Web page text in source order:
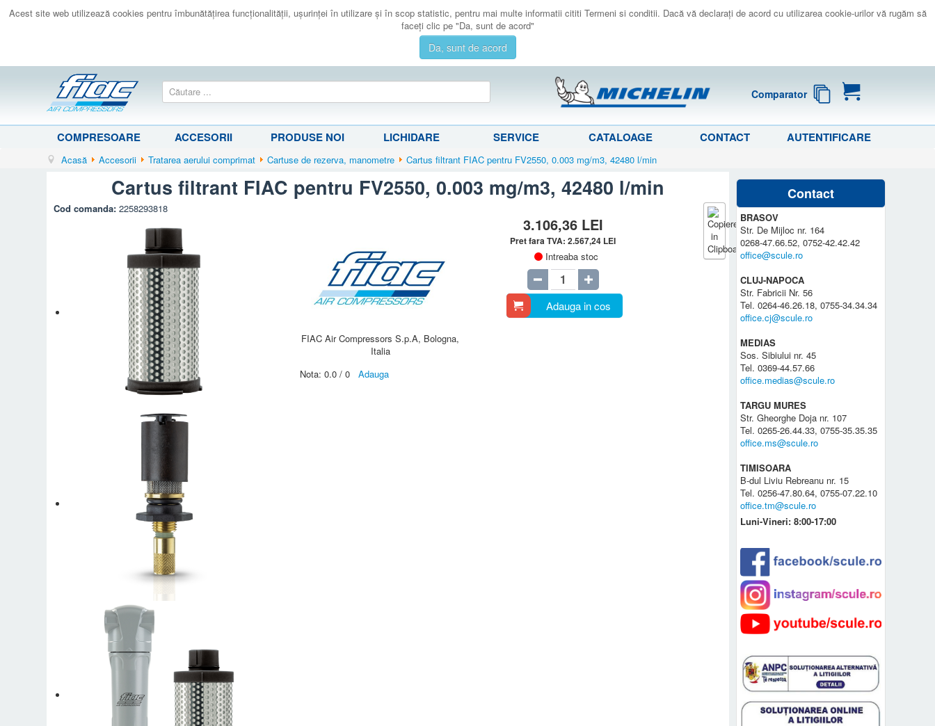
Acest site web utilizează cookies pentru îmbunătăţirea funcţionalităţii, uşurinţei în utilizare şi în scop statistic, pentru mai multe informatii cititi Termeni si conditii. Dacă vă declaraţi de acord cu utilizarea cookie-urilor vă rugăm să
faceţi clic pe "Da, sunt de acord"
Da, sunt de acord
Comparator
COMPRESOARE ACCESORII PRODUSE NOI LICHIDARE SERVICE CATALOAGE CONTACT AUTENTIFICARE
Acasă Accesorii Tratarea aerului comprimat Cartuse de rezerva, manometre Cartus filtrant FIAC pentru FV2550, 0.003 mg/m3, 42480 l/min
Cartus filtrant FIAC pentru FV2550, 0.003 mg/m3, 42480 l/min
Cod comanda:2258293818
FIAC Air Compressors S.p.A, Bologna,
Italia
Nota: 0.0 / 0 Adauga
3.106,36 LEI
Pret fara TVA:2.567,24 LEI
Intreaba stoc
Adauga in cos
Contact
BRASOV
Str. De Mijloc nr. 164
0268-47.66.52, 0752-42.42.42
office@scule.ro
CLUJ-NAPOCA
Str. Fabricii Nr. 56
Tel. 0264-46.26.18, 0755-34.34.34
office.cj@scule.ro
MEDIAS
Sos. Sibiului nr. 45
Tel. 0369-44.57.66
office.medias@scule.ro
TARGU MURES
Str. Gheorghe Doja nr. 107
Tel. 0265-26.44.33, 0755-35.35.35
office.ms@scule.ro
TIMISOARA
B-dul Liviu Rebreanu nr. 15
Tel. 0256-47.80.64, 0755-07.22.10
office.tm@scule.ro
Luni-Vineri: 8:00-17:00